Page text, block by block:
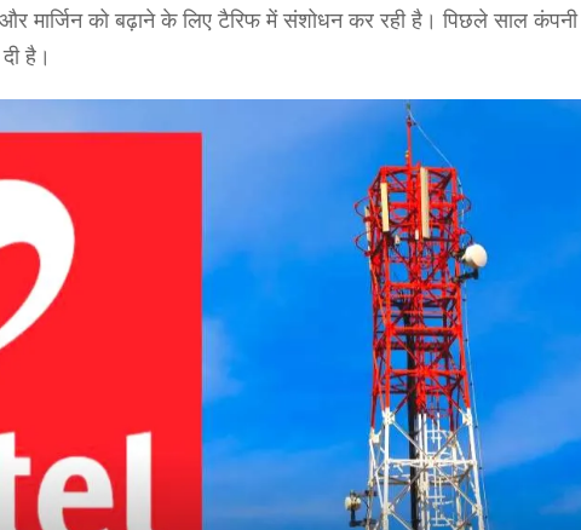
को बढ़ाने के लिए टैरिफ में संशोधन कर रही है। पिछले साल
है।